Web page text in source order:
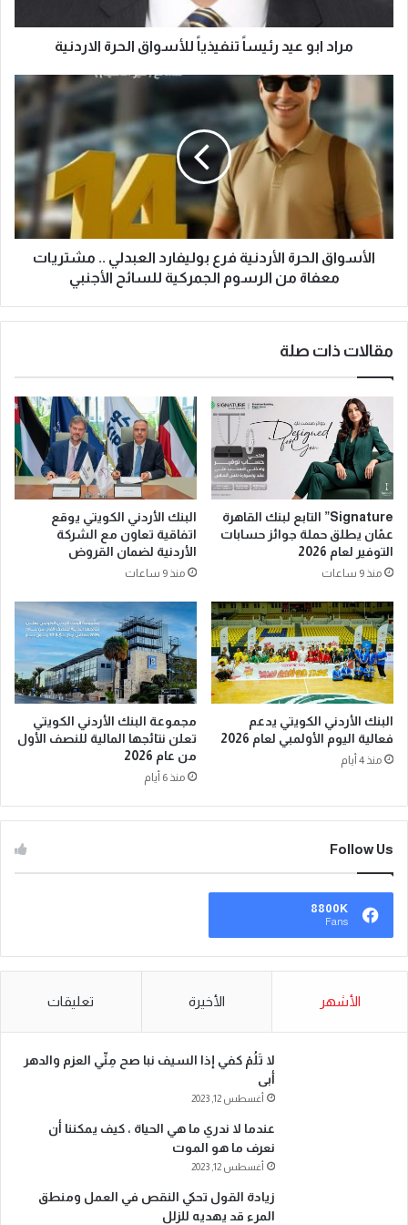
مراد ابو عيد رئيساً تنفيذياً للأسواق الحرة الاردنية
الأسواق الحرة الأردنية فرع بوليفارد العبدلي .. مشتريات
معفاة من الرسوم الجمركية للسائح الأجنبي
مقالات ذات صلة
Signature” التابع لبنك القاهرة
عمّان يطلق حملة جوائز حسابات
التوفير لعام 2026
منذ 9 ساعات
البنك الأردني الكويتي يوقع
اتفاقية تعاون مع الشركة
الأردنية لضمان القروض
منذ 9 ساعات
البنك الأردني الكويتي يدعم
فعالية اليوم الأولمبي لعام 2026
منذ 4 أيام
مجموعة البنك الأردني الكويتي
تعلن نتائجها المالية للنصف الأول
من عام 2026
منذ 6 أيام
Follow Us
8800K
Fans
الأشهر الأخيرة تعليقات
لا تَلُمْ كفي إذا السيف نبا صح مِنِّي العزم والدهر
أبى
أغسطس 12, 2023
عندما لا ندري ما هي الحياة ، كيف يمكننا أن
نعرف ما هو الموت
أغسطس 12, 2023
زيادة القول تحكي النقص في العمل ومنطق
المرء قد يهديه للزلل